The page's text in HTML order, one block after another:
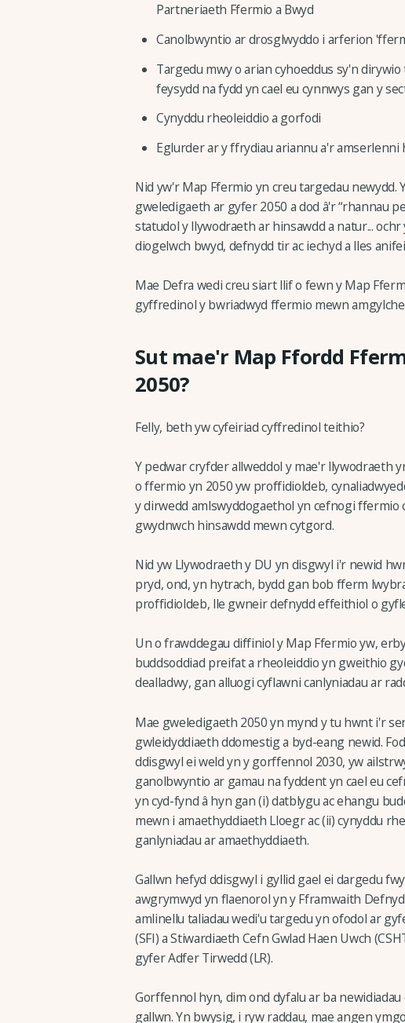
Partneriaeth Ffermio a Bwyd
Canolbwyntio ar drosglwyddo i arferion
Targedu mwy o arian cyhoeddus sy'n
feysydd na fydd yn cael eu cynnwys gan y
Cynyddu rheoleiddio a gorfodi
Eglurder ar y ffrydiau ariannu a'r amserlenni
Nid yw'r Map Ffermio yn creu targedau newydd.
gweledigaeth ar gyfer 2050 a dod â'r “rhannau
statudol y llywodraeth ar hinsawdd a natur...
diogelwch bwyd, defnydd tir ac iechyd a lles
Mae Defra wedi creu siart llif o fewn y Map
gyffredinol y bwriadwyd ffermio mewn
Sut mae'r Map Ffordd
2050?
Felly, beth yw cyfeiriad cyffredinol teithio?
Y pedwar cryfder allweddol y mae'r llywodraeth
o ffermio yn 2050 yw proffidioldeb,
y dirwedd amlswyddogaethol yn cefnogi ffermio
gwydnwch hinsawdd mewn cytgord.
Nid yw Llywodraeth y DU yn disgwyl i'r newid
pryd, ond, yn hytrach, bydd gan bob fferm
proffidioldeb, lle gwneir defnydd effeithiol o
Un o frawddegau diffiniol y Map Ffermio yw,
buddsoddiad preifat a rheoleiddio yn gweithio
dealladwy, gan alluogi cyflawni canlyniadau ar
Mae gweledigaeth 2050 yn mynd y tu hwnt i'r
gwleidyddiaeth ddomestig a byd-eang newid.
ddisgwyl ei weld yn y gorffennol 2030, yw
ganolbwyntio ar gamau na fyddent yn cael eu
yn cyd-fynd â hyn gan (i) datblygu ac ehangu
mewn i amaethyddiaeth Lloegr ac (ii) cynyddu
ganlyniadau ar amaethyddiaeth.
Gallwn hefyd ddisgwyl i gyllid gael ei dargedu
awgrymwyd yn flaenorol yn y Fframwaith
amlinellu taliadau wedi'u targedu yn ofodol ar
(SFI) a Stiwardiaeth Cefn Gwlad Haen Uwch
gyfer Adfer Tirwedd (LR).
Gorffennol hyn, dim ond dyfalu ar ba
gallwn. Yn bwysig, i ryw raddau, mae angen